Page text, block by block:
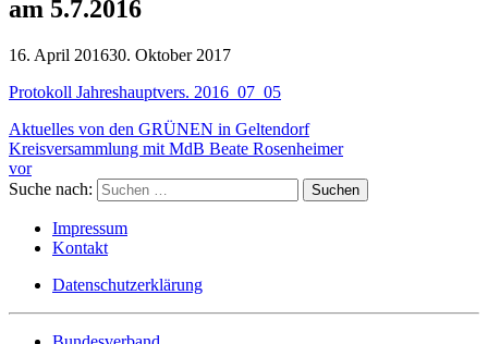
am 5.7.2016
16. April 201630. Oktober 2017
Protokoll Jahreshauptvers. 2016_07_05
Aktuelles von den GRÜNEN in Geltendorf
Kreisversammlung mit MdB Beate Rosenheimer
vor
Suche nach:
Impressum
Kontakt
Datenschutzerklärung